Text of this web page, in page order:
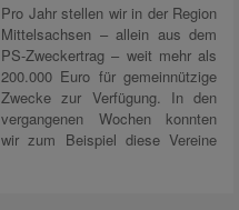
Pro Jahr stellen wir in der Region
Mittelsachsen – allein aus dem
PS-Zweckertrag – weit mehr als
200.000 Euro für gemeinnützige
Zwecke zur Verfügung. In den
vergangenen Wochen konnten
wir zum Beispiel diese Vereine